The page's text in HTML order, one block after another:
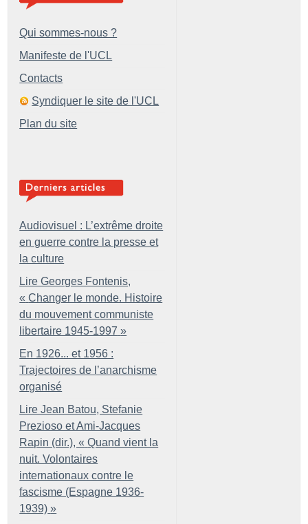
Qui sommes-nous ?
Manifeste de l'UCL
Contacts
Syndiquer le site de l'UCL
Plan du site
Audiovisuel : L’extrême droite
en guerre contre la presse et
la culture
Lire Georges Fontenis,
« Changer le monde. Histoire
du mouvement communiste
libertaire 1945-1997 »
En 1926... et 1956 :
Trajectoires de l’anarchisme
organisé
Lire Jean Batou, Stefanie
Prezioso et Ami-Jacques
Rapin (dir.), « Quand vient la
nuit. Volontaires
internationaux contre le
fascisme (Espagne 1936-
1939) »